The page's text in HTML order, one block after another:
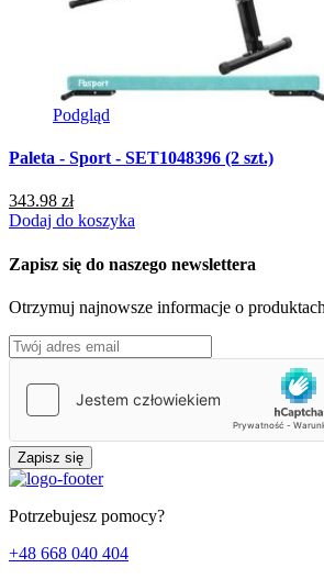
Podgląd
Paleta - Sport - SET1048396 (2 szt.)
343.98 zł
Dodaj do koszyka
Zapisz się do naszego newslettera
Otrzymuj najnowsze informacje o
Zapisz się
Potrzebujesz pomocy?
+48 668 040 404